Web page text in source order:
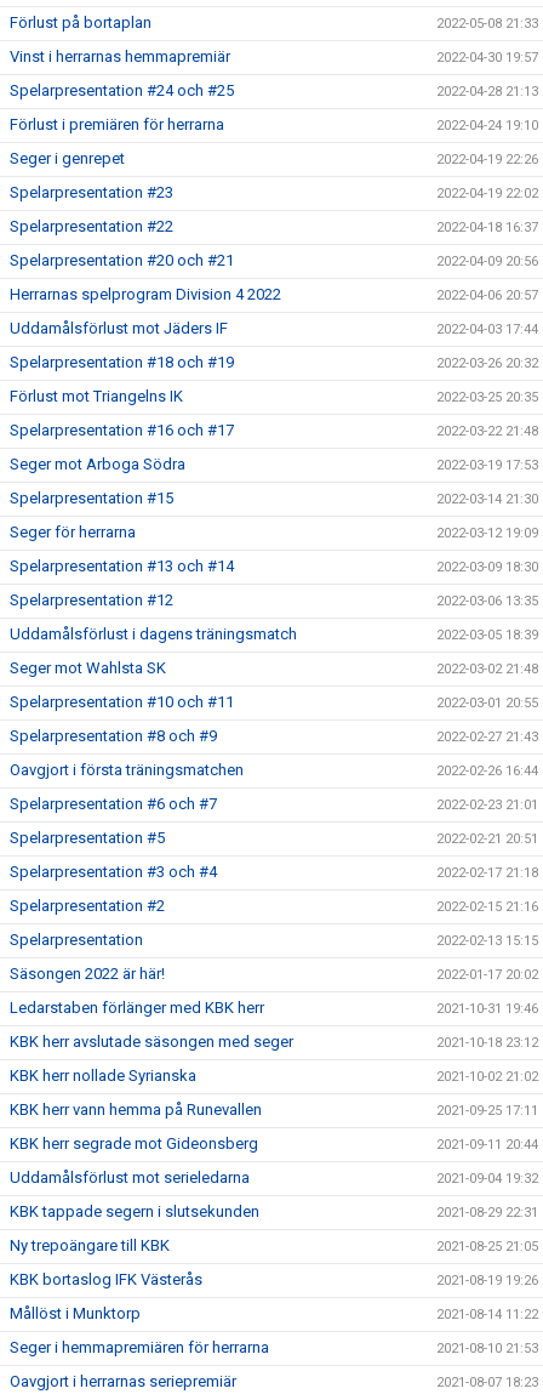
Förlust på bortaplan 2022-05-08 21:33
Vinst i herrarnas hemmapremiär 2022-04-30 19:57
Spelarpresentation #24 och #25 2022-04-28 21:13
Förlust i premiären för herrarna 2022-04-24 19:10
Seger i genrepet 2022-04-19 22:26
Spelarpresentation #23 2022-04-19 22:02
Spelarpresentation #22 2022-04-18 16:37
Spelarpresentation #20 och #21 2022-04-09 20:56
Herrarnas spelprogram Division 4 2022 2022-04-06 20:57
Uddamålsförlust mot Jäders IF 2022-04-03 17:44
Spelarpresentation #18 och #19 2022-03-26 20:32
Förlust mot Triangelns IK 2022-03-25 20:35
Spelarpresentation #16 och #17 2022-03-22 21:48
Seger mot Arboga Södra 2022-03-19 17:53
Spelarpresentation #15 2022-03-14 21:30
Seger för herrarna 2022-03-12 19:09
Spelarpresentation #13 och #14 2022-03-09 18:30
Spelarpresentation #12 2022-03-06 13:35
Uddamålsförlust i dagens träningsmatch 2022-03-05 18:39
Seger mot Wahlsta SK 2022-03-02 21:48
Spelarpresentation #10 och #11 2022-03-01 20:55
Spelarpresentation #8 och #9 2022-02-27 21:43
Oavgjort i första träningsmatchen 2022-02-26 16:44
Spelarpresentation #6 och #7 2022-02-23 21:01
Spelarpresentation #5 2022-02-21 20:51
Spelarpresentation #3 och #4 2022-02-17 21:18
Spelarpresentation #2 2022-02-15 21:16
Spelarpresentation 2022-02-13 15:15
Säsongen 2022 är här! 2022-01-17 20:02
Ledarstaben förlänger med KBK herr 2021-10-31 19:46
KBK herr avslutade säsongen med seger 2021-10-18 23:12
KBK herr nollade Syrianska 2021-10-02 21:02
KBK herr vann hemma på Runevallen 2021-09-25 17:11
KBK herr segrade mot Gideonsberg 2021-09-11 20:44
Uddamålsförlust mot serieledarna 2021-09-04 19:32
KBK tappade segern i slutsekunden 2021-08-29 22:31
Ny trepoängare till KBK 2021-08-25 21:05
KBK bortaslog IFK Västerås 2021-08-19 19:26
Mållöst i Munktorp 2021-08-14 11:22
Seger i hemmapremiären för herrarna 2021-08-10 21:53
Oavgjort i herrarnas seriepremiär 2021-08-07 18:23